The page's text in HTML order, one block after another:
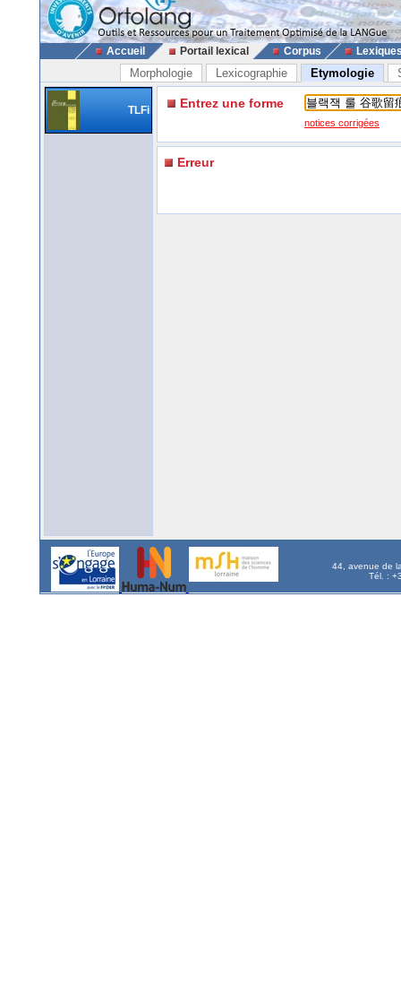
Accueil Portail lexical Corpus
Morphologie Lexicographie Etymologie
TLFi Entrez une forme
notices corrigées
Erreur
44, avenue de
Tél. :